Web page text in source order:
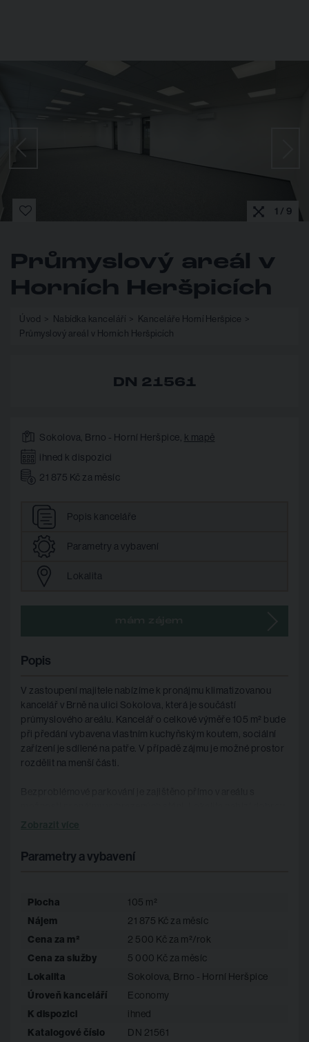
1 / 9
Průmyslový areál v
Horních Heršpicích
Úvod Nabídka kanceláří
Kanceláře Horní Heršpice
Průmyslový areál v Horních Heršpicích
DN 21561
Sokolova, Brno - Horní Heršpice, k mapě
ihned k dispozici
21 875 Kč za měsíc
Popis kanceláře
Parametry a vybavení
Lokalita
Popis
V zastoupení majitele nabízíme k pronájmu klimatizovanou
kancelář v Brně na ulici Sokolova, která je součástí
průmyslového areálu. Kancelář o celkové výměře 105 m² bude
při předání vybavena vlastním kuchyňským koutem, sociální
zařízení je sdílené na patře. V případě zájmu je možné prostor
rozdělit na menší části.
Celková výměra: 105 m²
Možnost dělení jednotky
Pro více informací kontaktujte uvedeného makléře.
Bez provize RK.
Parametry a vybavení
Plocha 105 m²
Nájem 21 875 Kč za měsíc
Cena za m² 2 500 Kč za m²/rok
Cena za služby 5 000 Kč za měsíc
Lokalita Sokolova, Brno - Horní Heršpice
Úroveň kanceláří Economy
K dispozici ihned
Katalogové číslo DN 21561